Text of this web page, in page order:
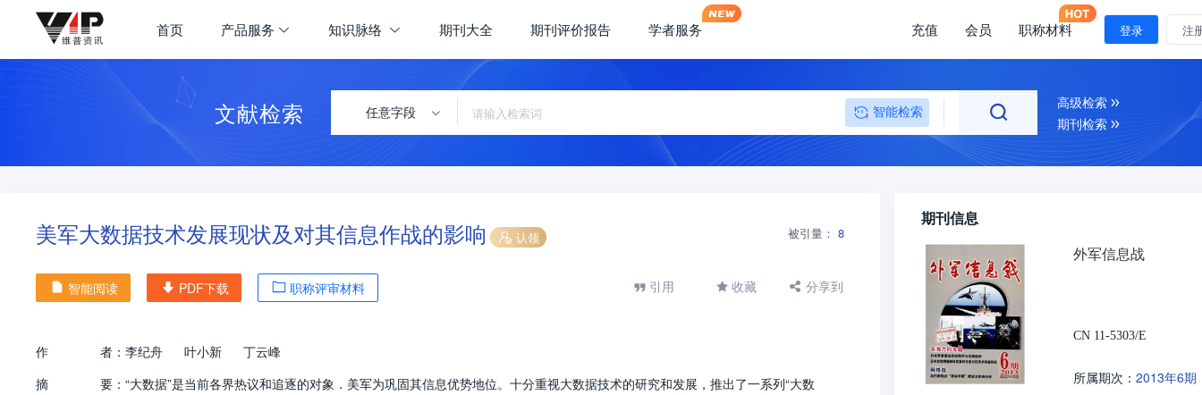
首页 产品服务 知识脉络 期刊大全 期刊评价报告 学者服务 充值 会员 职称材料 登录 注
文献检索 任意字段 智能检索
高级检索
期刊检索
美军大数据技术发展现状及对其信息作战的影响 认领 被引量： 8
智能阅读 PDF下载 职称评审材料 引用 收藏 分享到
作 者： 李纪舟 叶小新
丁云峰
摘
要： “大数据”是当前各界热议和追逐的对象．美军为巩固其信息优势地位。十分重视大数据技术的研究和发展，推出了一系列“大数
期刊信息
外军信息战
CN 11-5303/E
所属期次： 2013年6期